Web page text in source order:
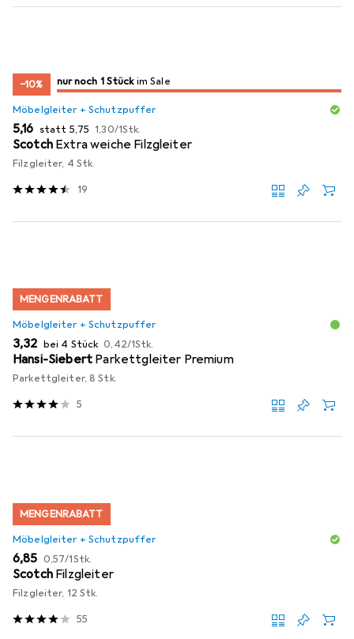
−10% noch 1 Stückim Sale
nur noch 1 Stück im Sale
Möbelgleiter + Schutzpuffer
EUR
5,16 statt EUR
5,75 EUR
1,30/1Stk.
Scotch Extra weiche Filzgleiter
Filzgleiter, 4 Stk.
19
MENGENRABATT
Möbelgleiter + Schutzpuffer
EUR
3,32 bei 4 Stück EUR
0,42/1Stk.
Hansi-Siebert Parkettgleiter Premium
Parkettgleiter, 8 Stk.
5
MENGENRABATT
Möbelgleiter + Schutzpuffer
EUR
6,85 EUR
0,57/1Stk.
Scotch Filzgleiter
Filzgleiter, 12 Stk.
55